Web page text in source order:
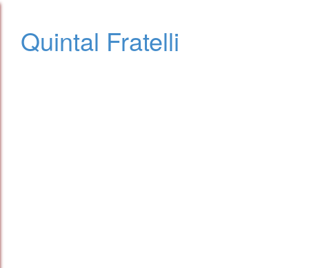
Quintal Fratelli